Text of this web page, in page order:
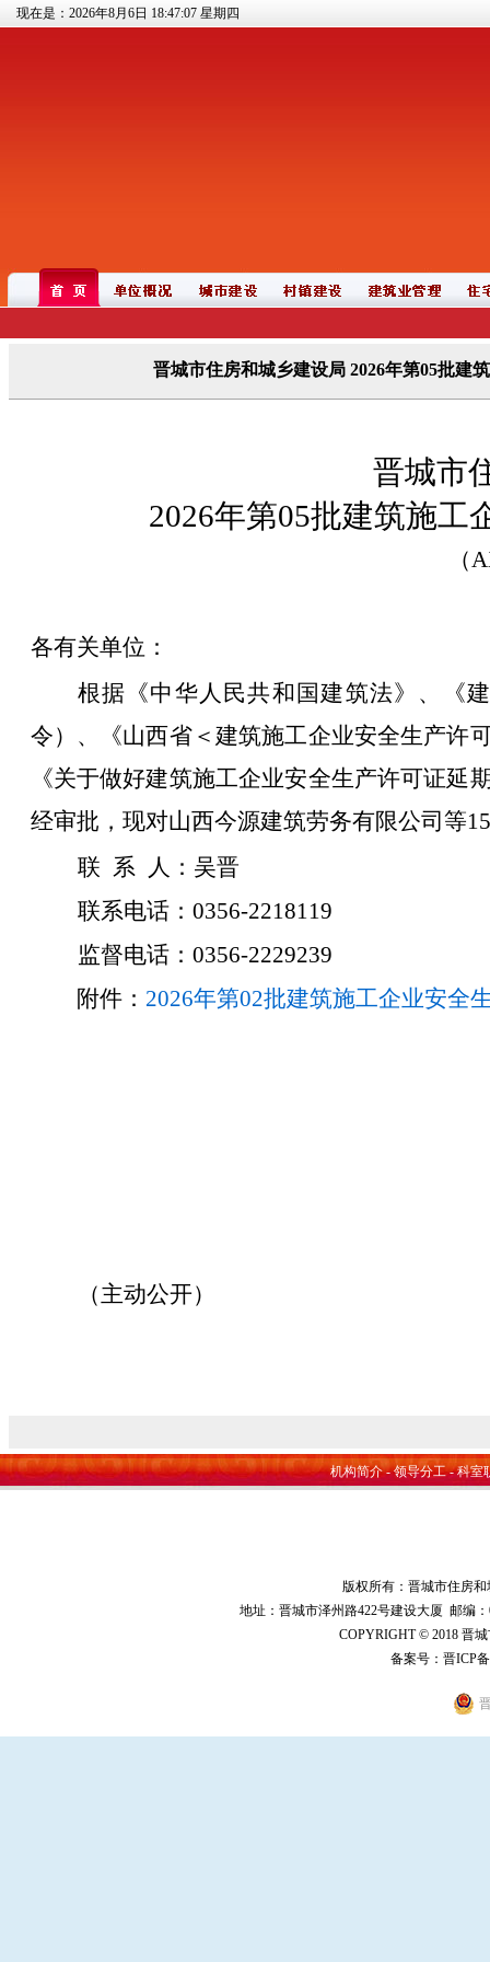
现在是：2026年8月6日 18:47:07 星期四
晋城市住房和城乡建设局 2026年第05批建
晋城市
2026年第05批建筑施工
（
各有关单位 ：
根据《中华人民共和国建筑法》、《
令）、《山西省＜建筑施工企业安全生产许
《关于做好建筑施工企业安全生产许可证延
经审批 ， 现对山西今源建筑劳务有限公司 等15
联 系 人： 吴晋
联系电话： 0356-2218119
监督电话： 0356-2229239
附件： 2026年第02批建筑施工企业安全
（主动公开）
机构简介-领导分工-科室
版权所有：晋城市住房
地址：晋城市泽州路422号建设大厦 邮编：
COPYRIGHT © 2018 晋
备案号： 晋ICP